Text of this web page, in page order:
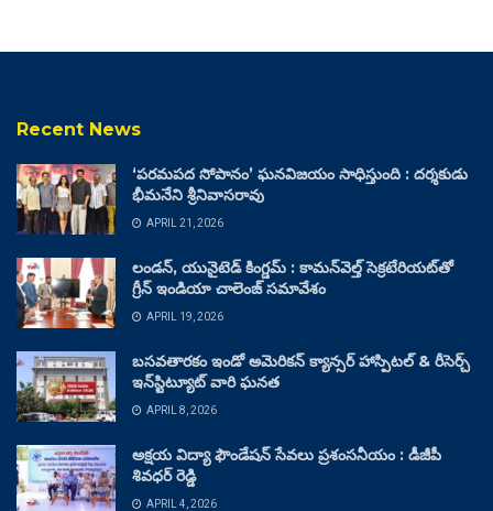
Recent News
‘పరమపద సోపానం’ ఘనవిజయం సాధిస్తుంది : దర్శకుడు
భీమనేని శ్రీనివాసరావు
APRIL 21, 2026
లండన్, యునైటెడ్ కింగ్డమ్ : కామన్‌వెల్త్ సెక్రటేరియట్‌తో
గ్రీన్ ఇండియా చాలెంజ్ సమావేశం
APRIL 19, 2026
బసవతారకం ఇండో అమెరికన్ క్యాన్సర్ హాస్పిటల్ & రీసెర్చ్
ఇన్‌స్టిట్యూట్ వారి ఘనత
APRIL 8, 2026
అక్షయ విద్యా ఫౌండేషన్ సేవలు ప్రశంసనీయం : డీజీపీ
శివధర్ రెడ్డి
APRIL 4, 2026